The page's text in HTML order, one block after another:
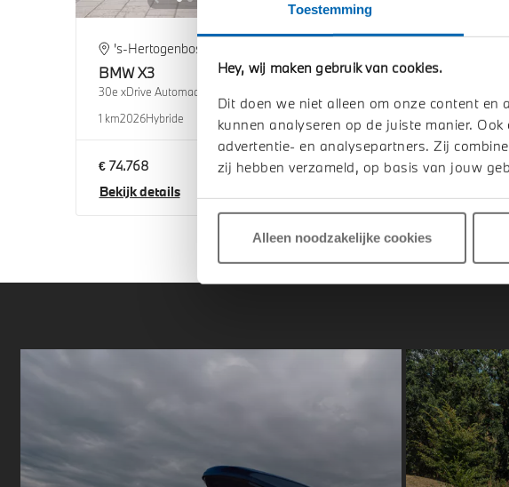
Toestemming
Hey, wij maken gebruik van cookies.
Dit doen we niet alleen om onze content en
kunnen analyseren op de juiste manier.
advertentie- en analysepartners. Zij
zij hebben verzameld, op basis van jouw
Alleen noodzakelijke cookies
's-Hertogenbosch
BMW X3
30e xDrive Automaat
1 km2026Hybride
€ 74.768
Bekijk details
BMWX3
1 km 2026
€ 75.364